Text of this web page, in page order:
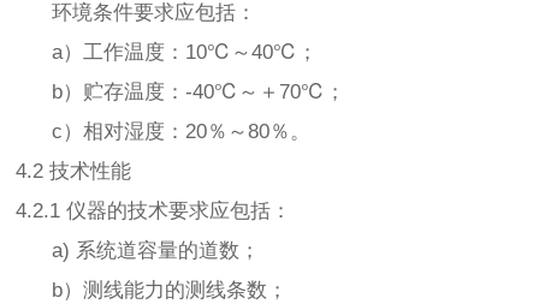
环境条件要求应包括：
a）工作温度：10℃～40℃；
b）贮存温度：-40℃～＋70℃；
c）相对湿度：20％～80％。
4.2 技术性能
4.2.1 仪器的技术要求应包括：
a) 系统道容量的道数；
b）测线能力的测线条数；